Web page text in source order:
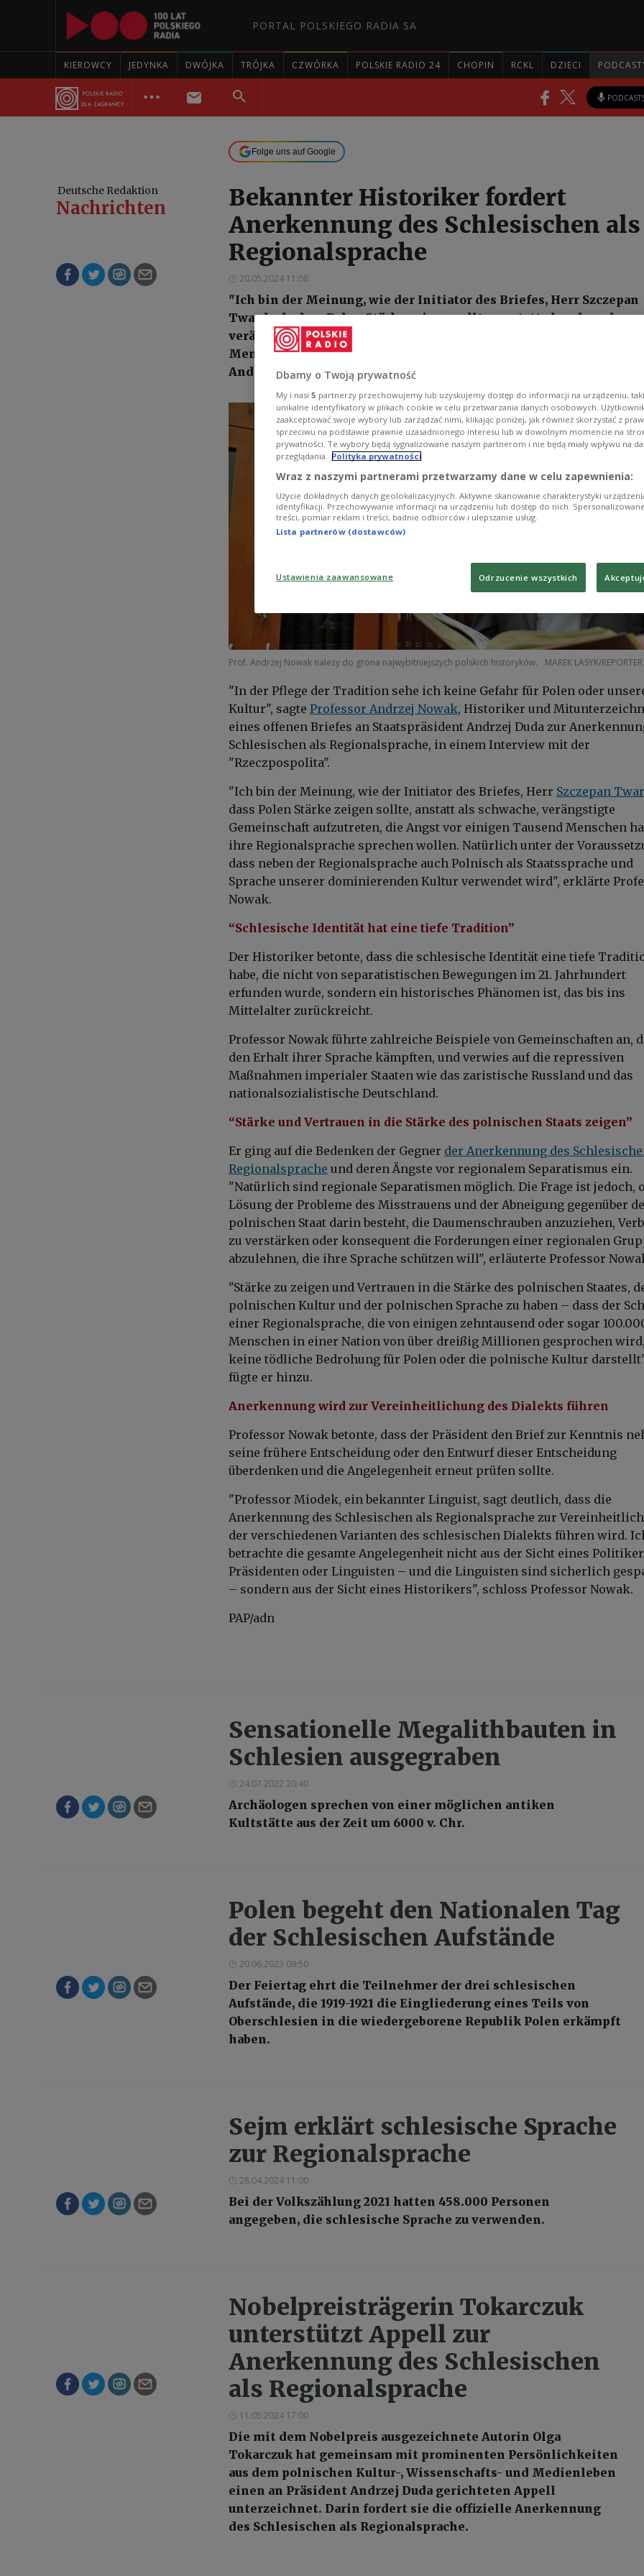
PORTAL POLSKIEGO RADIA SA
KIEROWCY JEDYNKA DWÓJKA TRÓJKA CZWÓRKA POLSKIE RADIO 24 CHOPIN RCKL DZIECI
Folge uns auf Google
Deutsche Redaktion
Nachrichten
Bekannter Historiker fordert
Anerkennung des Schlesischen als
Regionalsprache
20.05.2024 11:08
"Ich bin der Meinung, wie der Initiator des Briefes, Herr Szczepan
Twardoch, dass Polen Stärke zeigen sollte, anstatt als schwache,
verängstigte Gemeinschaft aufzutreten, die Angst vor einigen
Menschen hat, die ihre Regionalsprache sprechen wollen", so Prof.
Andrzej Nowak.
Prof. Andrzej Nowak należy do grona najwybitniejszych polskich historyków. MAREK LASYK/REPORTER
"In der Pflege der Tradition sehe ich keine Gefahr für Polen oder
Kultur", sagte Professor Andrzej Nowak, Historiker und
eines offenen Briefes an Staatspräsident Andrzej Duda zur
Schlesischen als Regionalsprache, in einem Interview mit der
"Rzeczpospolita".
"Ich bin der Meinung, wie der Initiator des Briefes, Herr Szczepan
dass Polen Stärke zeigen sollte, anstatt als schwache, verängstigte
Gemeinschaft aufzutreten, die Angst vor einigen Tausend Menschen
ihre Regionalsprache sprechen wollen. Natürlich unter der
dass neben der Regionalsprache auch Polnisch als Staatssprache und
Sprache unserer dominierenden Kultur verwendet wird", erklärte
Nowak.
“Schlesische Identität hat eine tiefe Tradition”
Der Historiker betonte, dass die schlesische Identität eine tiefe
habe, die nicht von separatistischen Bewegungen im 21. Jahrhundert
erfunden wurde, sondern ein historisches Phänomen ist, das bis ins
Mittelalter zurückreicht.
Professor Nowak führte zahlreiche Beispiele von Gemeinschaften an,
den Erhalt ihrer Sprache kämpften, und verwies auf die repressiven
Maßnahmen imperialer Staaten wie das zaristische Russland und das
nationalsozialistische Deutschland.
“Stärke und Vertrauen in die Stärke des polnischen Staats zeigen”
Er ging auf die Bedenken der Gegner der Anerkennung des
Regionalsprache und deren Ängste vor regionalem Separatismus ein.
"Natürlich sind regionale Separatismen möglich. Die Frage ist jedoch,
Lösung der Probleme des Misstrauens und der Abneigung gegenüber
polnischen Staat darin besteht, die Daumenschrauben anzuziehen,
zu verstärken oder konsequent die Forderungen einer regionalen
abzulehnen, die ihre Sprache schützen will", erläuterte Professor
"Stärke zu zeigen und Vertrauen in die Stärke des polnischen Staates,
polnischen Kultur und der polnischen Sprache zu haben – dass der
einer Regionalsprache, die von einigen zehntausend oder sogar
Menschen in einer Nation von über dreißig Millionen gesprochen wird,
keine tödliche Bedrohung für Polen oder die polnische Kultur
fügte er hinzu.
Anerkennung wird zur Vereinheitlichung des Dialekts führen
Professor Nowak betonte, dass der Präsident den Brief zur Kenntnis
seine frühere Entscheidung oder den Entwurf dieser Entscheidung
überdenken und die Angelegenheit erneut prüfen sollte.
"Professor Miodek, ein bekannter Linguist, sagt deutlich, dass die
Anerkennung des Schlesischen als Regionalsprache zur
der verschiedenen Varianten des schlesischen Dialekts führen wird.
betrachte die gesamte Angelegenheit nicht aus der Sicht eines
Präsidenten oder Linguisten – und die Linguisten sind sicherlich
– sondern aus der Sicht eines Historikers", schloss Professor Nowak.
PAP/adn
Sensationelle Megalithbauten in
Schlesien ausgegraben
24.07.2022 20:40
Archäologen sprechen von einer möglichen antiken
Kultstätte aus der Zeit um 6000 v. Chr.
Polen begeht den Nationalen Tag
der Schlesischen Aufstände
20.06.2023 09:50
Der Feiertag ehrt die Teilnehmer der drei schlesischen
Aufstände, die 1919-1921 die Eingliederung eines Teils von
Oberschlesien in die wiedergeborene Republik Polen erkämpft
haben.
Sejm erklärt schlesische Sprache
zur Regionalsprache
28.04.2024 11:00
Bei der Volkszählung 2021 hatten 458.000 Personen
angegeben, die schlesische Sprache zu verwenden.
Nobelpreisträgerin Tokarczuk
unterstützt Appell zur
Anerkennung des Schlesischen
als Regionalsprache
11.05.2024 17:00
Die mit dem Nobelpreis ausgezeichnete Autorin Olga
Tokarczuk hat gemeinsam mit prominenten Persönlichkeiten
aus dem polnischen Kultur-, Wissenschafts- und Medienleben
einen an Präsident Andrzej Duda gerichteten Appell
unterzeichnet. Darin fordert sie die offizielle Anerkennung
des Schlesischen als Regionalsprache.
Dbamy o Twoją prywatność
My i nasi 5 partnerzy przechowujemy lub uzyskujemy dostęp do informacji na urządzeniu,
unikalne identyfikatory w plikach cookie w celu przetwarzania danych osobowych.
zaakceptować swoje wybory lub zarządzać nimi, klikając poniżej, jak również skorzystać z
sprzeciwu na podstawie prawnie uzasadnionego interesu lub w dowolnym momencie na
prywatności. Te wybory będą sygnalizowane naszym partnerom i nie będą miały wpływu na
przeglądania.
Polityka prywatności
Wraz z naszymi partnerami przetwarzamy dane w celu zapewnienia:
Użycie dokładnych danych geolokalizacyjnych. Aktywne skanowanie charakterystyki
identyfikacji. Przechowywanie informacji na urządzeniu lub dostęp do nich.
treści, pomiar reklam i treści, badnie odbiorców i ulepszanie usług.
Lista partnerów (dostawców)
Ustawienia zaawansowane Odrzucenie wszystkich